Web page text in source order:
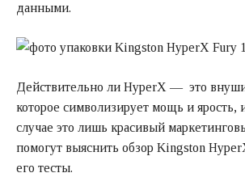
данными.
Действительно ли HyperX — это
которое символизирует мощь и ярость,
случае это лишь красивый
помогут выяснить обзор Kingston
его тесты.